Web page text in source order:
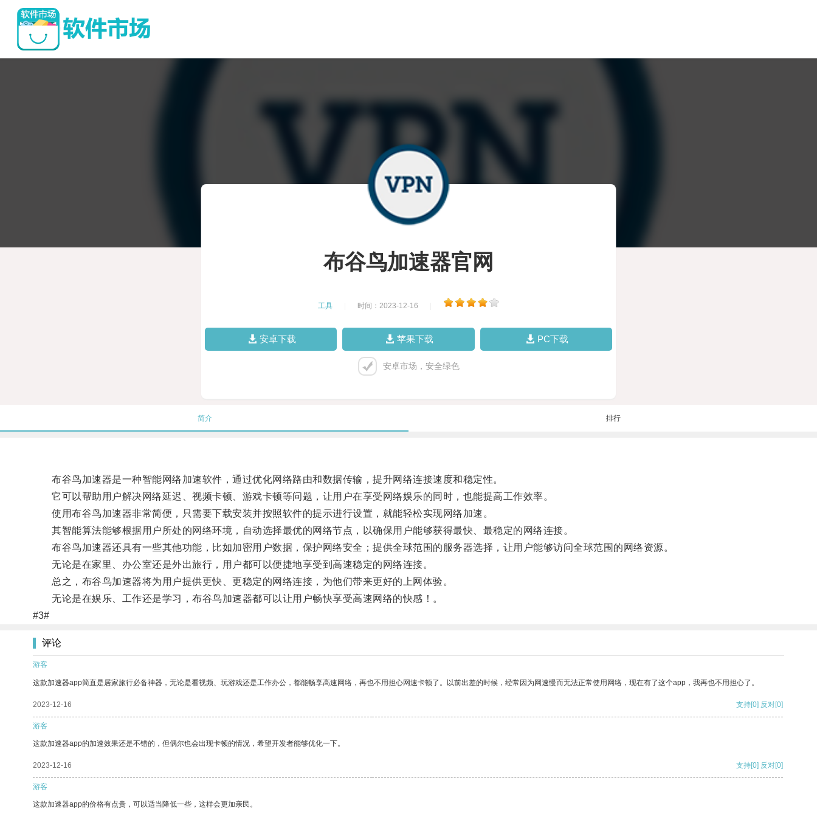
布谷鸟加速器官网
工具 时间：2023-12-16
安卓下载 苹果下载 PC下载
安卓市场，安全绿色
简介 排行
布谷鸟加速器是一种智能网络加速软件，通过优化网络路由和数据传输，提升网络连接速度和稳定性。
它可以帮助用户解决网络延迟、视频卡顿、游戏卡顿等问题，让用户在享受网络娱乐的同时，也能提高工作效率。
使用布谷鸟加速器非常简便，只需要下载安装并按照软件的提示进行设置，就能轻松实现网络加速。
其智能算法能够根据用户所处的网络环境，自动选择最优的网络节点，以确保用户能够获得最快、最稳定的网络连接。
布谷鸟加速器还具有一些其他功能，比如加密用户数据，保护网络安全；提供全球范围的服务器选择，让用户能够访问全球范围的网络资源。
无论是在家里、办公室还是外出旅行，用户都可以便捷地享受到高速稳定的网络连接。
总之，布谷鸟加速器将为用户提供更快、更稳定的网络连接，为他们带来更好的上网体验。
无论是在娱乐、工作还是学习，布谷鸟加速器都可以让用户畅快享受高速网络的快感！。
#3#
评论
游客
这款加速器app简直是居家旅行必备神器，无论是看视频、玩游戏还是工作办公，都能畅享高速网络，再也不用担心网速卡顿了。以前出差的时候，经常因为网速慢而无法正常使用网络，现在有了这个app，我再也不用担心了。
2023-12-16 支持[0] 反对[0]
游客
这款加速器app的加速效果还是不错的，但偶尔也会出现卡顿的情况，希望开发者能够优化一下。
2023-12-16 支持[0] 反对[0]
游客
这款加速器app的价格有点贵，可以适当降低一些，这样会更加亲民。